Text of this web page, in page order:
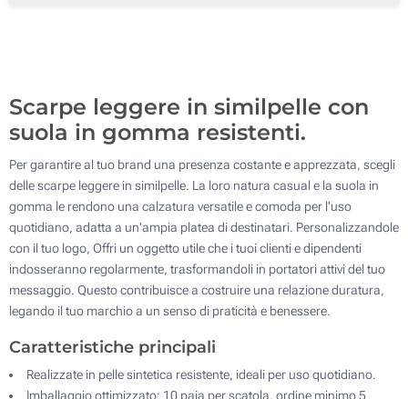
Scarpe leggere in similpelle con
suola in gomma resistenti.
Per garantire al tuo brand una presenza costante e apprezzata, scegli
delle scarpe leggere in similpelle. La loro natura casual e la suola in
gomma le rendono una calzatura versatile e comoda per l'uso
quotidiano, adatta a un'ampia platea di destinatari. Personalizzandole
con il tuo logo, Offri un oggetto utile che i tuoi clienti e dipendenti
indosseranno regolarmente, trasformandoli in portatori attivi del tuo
messaggio. Questo contribuisce a costruire una relazione duratura,
legando il tuo marchio a un senso di praticità e benessere.
Caratteristiche principali
Realizzate in pelle sintetica resistente, ideali per uso quotidiano.
Imballaggio ottimizzato: 10 paia per scatola, ordine minimo 5